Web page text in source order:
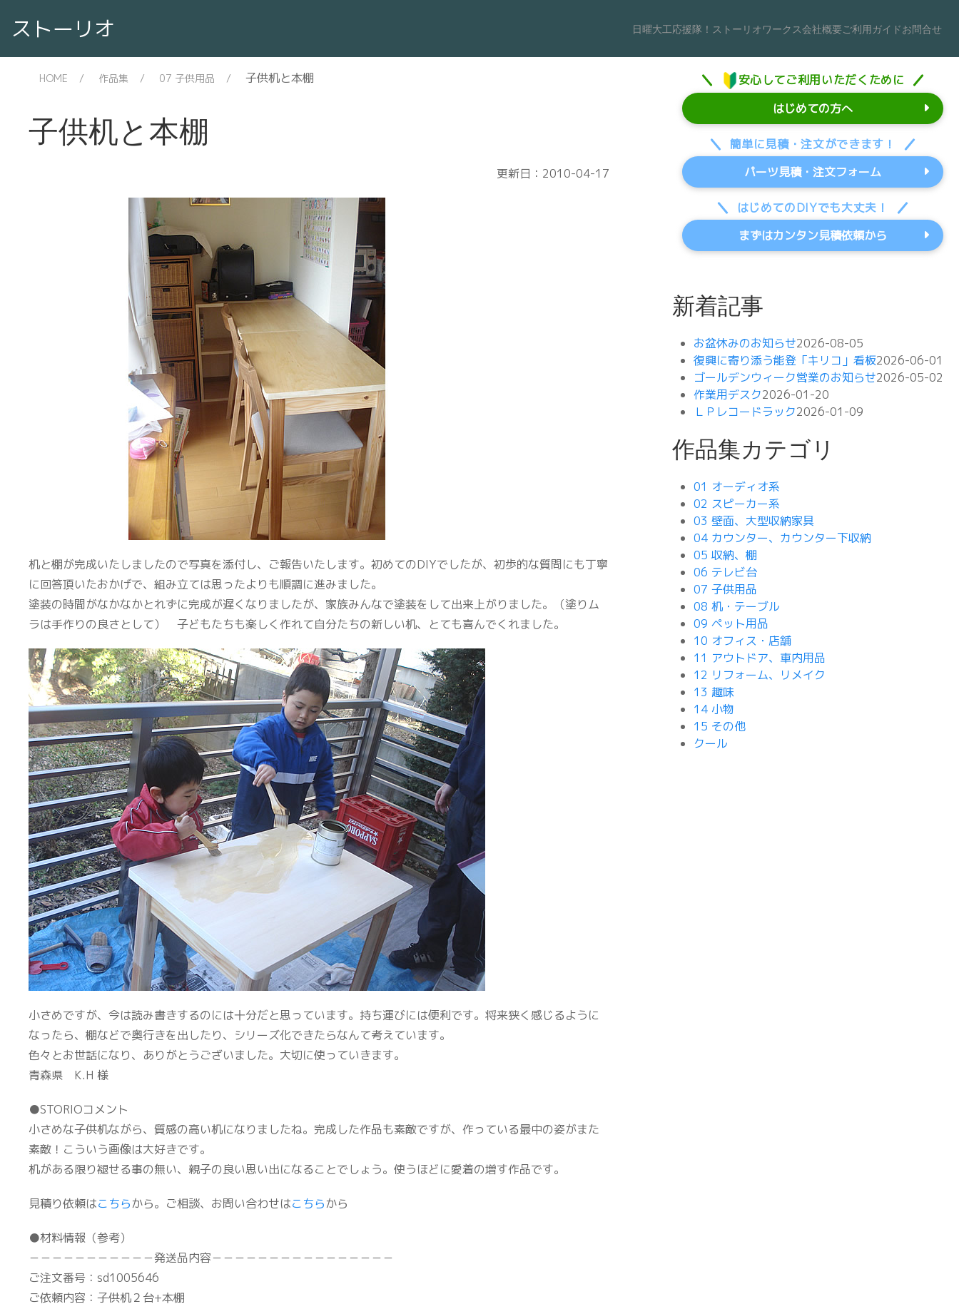
ストーリオ 日曜大工応援隊！ ストーリオワークス会社概要ご利用ガイドお問合せ
HOME 作品集 07 子供用品 子供机と本棚
子供机と本棚
更新日：2010-04-17
机と棚が完成いたしましたので写真を添付し、ご報告いたします。初めてのDIYでしたが、初歩的な質問にも丁寧
に回答頂いたおかげで、組み立ては思ったよりも順調に進みました。
塗装の時間がなかなかとれずに完成が遅くなりましたが、家族みんなで塗装をして出来上がりました。（塗りム
ラは手作りの良さとして） 子どもたちも楽しく作れて自分たちの新しい机、とても喜んでくれました。
小さめですが、今は読み書きするのには十分だと思っています。持ち運びには便利です。将来狭く感じるように
なったら、棚などで奥行きを出したり、シリーズ化できたらなんて考えています。
色々とお世話になり、ありがとうございました。大切に使っていきます。
青森県 K.H 様
●STORIOコメント
小さめな子供机ながら、質感の高い机になりましたね。完成した作品も素敵ですが、作っている最中の姿がまた
素敵！こういう画像は大好きです。
机がある限り褪せる事の無い、親子の良い思い出になることでしょう。使うほどに愛着の増す作品です。
見積り依頼はこちらから。ご相談、お問い合わせはこちらから
●材料情報（参考）
－－－－－－－－－－－発送品内容－－－－－－－－－－－－－－－－
ご注文番号：sd1005646
ご依頼内容：子供机２台+本棚
安心してご利用いただくために
はじめての方へ
簡単に見積・注文ができます！
パーツ見積・注文フォーム
はじめてのDIYでも大丈夫！
まずはカンタン見積依頼から
新着記事
お盆休みのお知らせ2026-08-05
復興に寄り添う能登「キリコ」看板2026-06-01
ゴールデンウィーク営業のお知らせ2026-05-02
作業用デスク2026-01-20
ＬＰレコードラック2026-01-09
作品集カテゴリ
01 オーディオ系
02 スピーカー系
03 壁面、大型収納家具
04 カウンター、カウンター下収納
05 収納、棚
06 テレビ台
07 子供用品
08 机・テーブル
09 ペット用品
10 オフィス・店舗
11 アウトドア、車内用品
12 リフォーム、リメイク
13 趣味
14 小物
15 その他
クール